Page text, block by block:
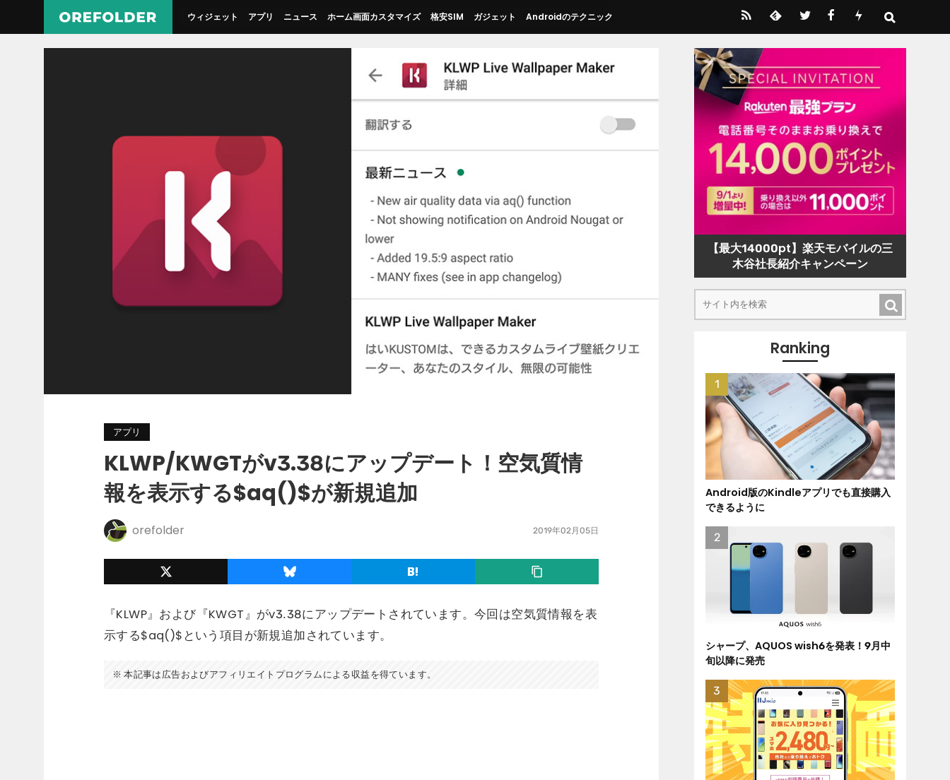
ウィジェット アプリ ニュース ホーム画面カスタマイズ 格安SIM ガジェット Androidのテクニック
アプリ
KLWP/KWGTがv3.38にアップデート！空気質情
報を表示する$aq()$が新規追加
orefolder 2019年02月05日
『KLWP』および『KWGT』がv3.38にアップデートされています。今回は空気質情報を表
示する$aq()$という項目が新規追加されています。
本記事は広告およびアフィリエイトプログラムによる収益を得ています。
【最大14000pt】楽天モバイルの三
木谷社長紹介キャンペーン
Ranking
Android版のKindleアプリでも直接購入
できるように
シャープ、AQUOS wish6を発表！9月中
旬以降に発売